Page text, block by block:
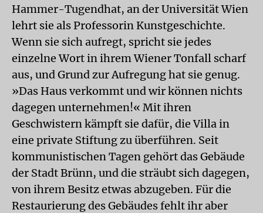
Hammer-Tugendhat, an der Universität Wien
lehrt sie als Professorin Kunstgeschichte.
Wenn sie sich aufregt, spricht sie jedes
einzelne Wort in ihrem Wiener Tonfall scharf
aus, und Grund zur Aufregung hat sie genug.
»Das Haus verkommt und wir können nichts
dagegen unternehmen!« Mit ihren
Geschwistern kämpft sie dafür, die Villa in
eine private Stiftung zu überführen. Seit
kommunistischen Tagen gehört das Gebäude
der Stadt Brünn, und die sträubt sich dagegen,
von ihrem Besitz etwas abzugeben. Für die
Restaurierung des Gebäudes fehlt ihr aber